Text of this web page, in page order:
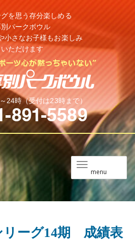
を思う存分楽しめる
別パークボウル
小さなお子様もお楽しみ
いただけます
24時（受付は23時まで）
ニ
ュ
ー
menu
リーグ14期 成績表